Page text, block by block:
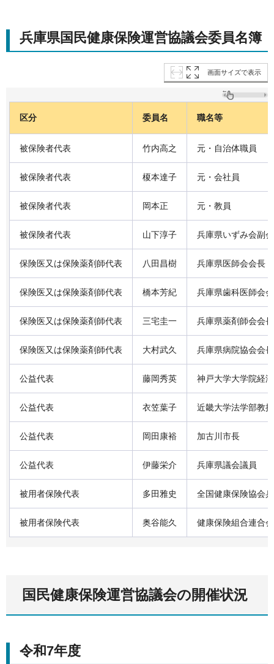
兵庫県国民健康保険運営協議会委員名簿
画面サイズで表示
区分 委員名 職名等
被保険者代表 竹内高之 元・自治体職員
被保険者代表 榎本達子 元・会社員
被保険者代表 岡本正 元・教員
被保険者代表 山下淳子 兵庫県いずみ会副
保険医又は保険薬剤師代表 八田昌樹 兵庫県医師会会長
保険医又は保険薬剤師代表 橋本芳紀 兵庫県歯科医師会
保険医又は保険薬剤師代表 三宅圭一 兵庫県薬剤師会会長
保険医又は保険薬剤師代表 大村武久 兵庫県病院協会会長
公益代表 藤岡秀英 神戸大学大学院経
公益代表 衣笠葉子 近畿大学法学部教授
公益代表 岡田康裕 加古川市長
公益代表 伊藤栄介 兵庫県議会議員
被用者保険代表 多田雅史 全国健康保険協会
被用者保険代表 奥谷能久 健康保険組合連合
国民健康保険運営協議会の開催状況
令和7年度